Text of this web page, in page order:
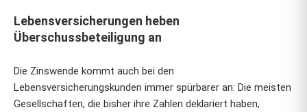
Lebensversicherungen heben
Überschussbeteiligung an
Die Zinswende kommt auch bei den
Lebensversicherungskunden immer spürbarer an: Die meisten
Gesellschaften, die bisher ihre Zahlen deklariert haben,